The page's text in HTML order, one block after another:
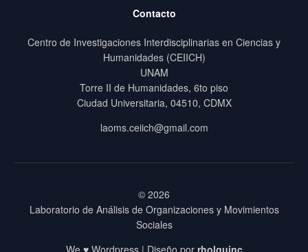
Contacto
Centro de Investigaciones Interdisciplinarias en Ciencias y
Humanidades (CEIICH)
UNAM
Torre II de Humanidades, 6to piso
Ciudad Universitaria, 04510, CDMX
laoms.ceiich@gmail.com
© 2026
Laboratorio de Análisis de Organizaciones y Movimientos
Sociales
We ♥ Wordpress | Diseño por rholguinc